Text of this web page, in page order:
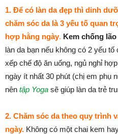
1. Để có làn da đẹp thì dinh
chăm sóc da là 3 yếu tố quan
hợp hằng ngày. Kem chống lão
làn da bạn nếu không có 2 yếu
xếp chế độ ăn uống, ngủ nghỉ
ngày ít nhất 30 phút (chị em phụ
nên tập Yoga sẽ giúp làn da trẻ
2. Chăm sóc da theo quy trình
ngày. Không có một chai kem